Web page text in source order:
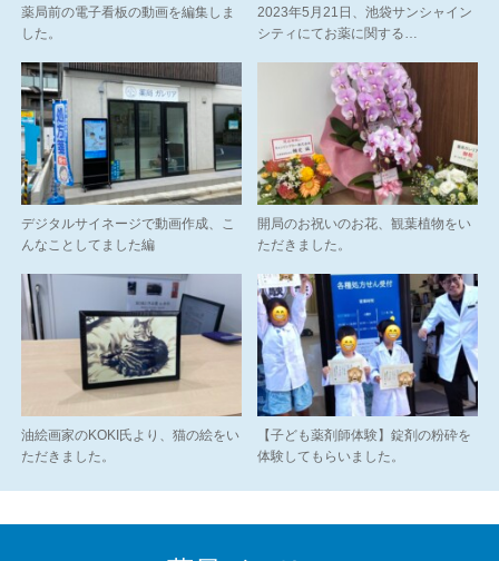
薬局前の電子看板の動画を編集しま
した。
2023年5月21日、池袋サンシャイン
シティにてお薬に関する…
デジタルサイネージで動画作成、こ
んなことしてました編
開局のお祝いのお花、観葉植物をい
ただきました。
油絵画家のKOKI氏より、猫の絵をい
ただきました。
【子ども薬剤師体験】錠剤の粉砕を
体験してもらいました。